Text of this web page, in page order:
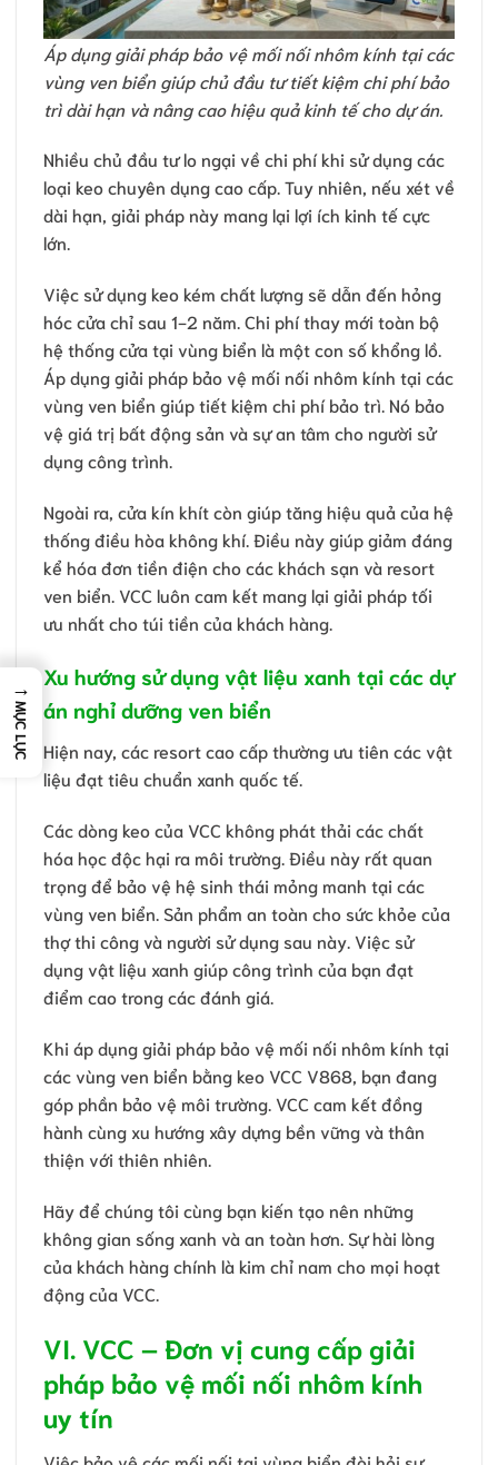
Áp dụng giải pháp bảo vệ mối nối nhôm kính tại các
vùng ven biển giúp chủ đầu tư tiết kiệm chi phí bảo
trì dài hạn và nâng cao hiệu quả kinh tế cho dự án.
Nhiều chủ đầu tư lo ngại về chi phí khi sử dụng các
loại keo chuyên dụng cao cấp. Tuy nhiên, nếu xét về
dài hạn, giải pháp này mang lại lợi ích kinh tế cực
lớn.
Việc sử dụng keo kém chất lượng sẽ dẫn đến hỏng
hóc cửa chỉ sau 1-2 năm. Chi phí thay mới toàn bộ
hệ thống cửa tại vùng biển là một con số khổng lồ.
Áp dụng giải pháp bảo vệ mối nối nhôm kính tại các
vùng ven biển giúp tiết kiệm chi phí bảo trì. Nó bảo
vệ giá trị bất động sản và sự an tâm cho người sử
dụng công trình.
Ngoài ra, cửa kín khít còn giúp tăng hiệu quả của hệ
thống điều hòa không khí. Điều này giúp giảm đáng
kể hóa đơn tiền điện cho các khách sạn và resort
ven biển. VCC luôn cam kết mang lại giải pháp tối
ưu nhất cho túi tiền của khách hàng.
Xu hướng sử dụng vật liệu xanh tại các dự
án nghỉ dưỡng ven biển
Hiện nay, các resort cao cấp thường ưu tiên các vật
liệu đạt tiêu chuẩn xanh quốc tế.
Các dòng keo của VCC không phát thải các chất
hóa học độc hại ra môi trường. Điều này rất quan
trọng để bảo vệ hệ sinh thái mỏng manh tại các
vùng ven biển. Sản phẩm an toàn cho sức khỏe của
thợ thi công và người sử dụng sau này. Việc sử
dụng vật liệu xanh giúp công trình của bạn đạt
điểm cao trong các đánh giá.
Khi áp dụng giải pháp bảo vệ mối nối nhôm kính tại
các vùng ven biển bằng keo VCC V868, bạn đang
góp phần bảo vệ môi trường. VCC cam kết đồng
hành cùng xu hướng xây dựng bền vững và thân
thiện với thiên nhiên.
Hãy để chúng tôi cùng bạn kiến tạo nên những
không gian sống xanh và an toàn hơn. Sự hài lòng
của khách hàng chính là kim chỉ nam cho mọi hoạt
động của VCC.
VI. VCC – Đơn vị cung cấp giải
pháp bảo vệ mối nối nhôm kính
uy tín
→
MỤC LỤC